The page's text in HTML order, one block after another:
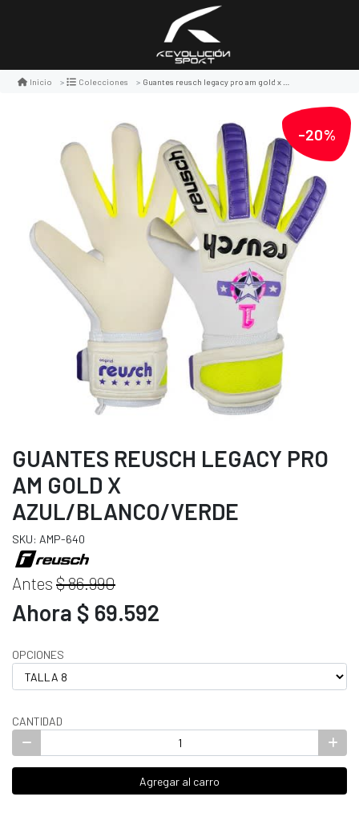
Inicio Colecciones Guantes reusch legacy pro am gold x azul/blanco/verde
-20%
GUANTES REUSCH LEGACY PRO
AM GOLD X
AZUL/BLANCO/VERDE
SKU: AMP-640
Antes $ 86.990
Ahora $ 69.592
OPCIONES
CANTIDAD
Agregar al carro